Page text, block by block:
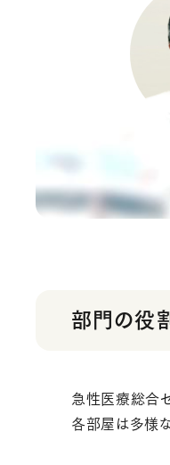
部門の役
急性医療総合
各部屋は多様